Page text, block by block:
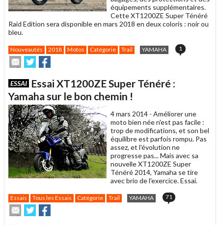
équipements supplémentaires.
Cette XT1200ZE Super Ténéré
Raid Edition sera disponible en mars 2018 en deux coloris : noir ou
bleu.
Nouveautés 2018 Motos Catégorie Trail YAMAHA 1
Envoyer
cet
à
un
ami
Partager
sur
sur
ESSAI Essai XT1200ZE Super Ténéré :
Yamaha sur le bon chemin !
4 mars 2014 - Améliorer une
moto bien née n'est pas facile :
trop de modifications, et son bel
équilibre est parfois rompu. Pas
assez, et l'évolution ne
progresse pas... Mais avec sa
nouvelle XT1200ZE Super
Ténéré 2014, Yamaha se tire
avec brio de l'exercice. Essai.
Essais Tous les Essais Catégorie Trail YAMAHA 71
Envoyer
cet
Partager
sur
sur